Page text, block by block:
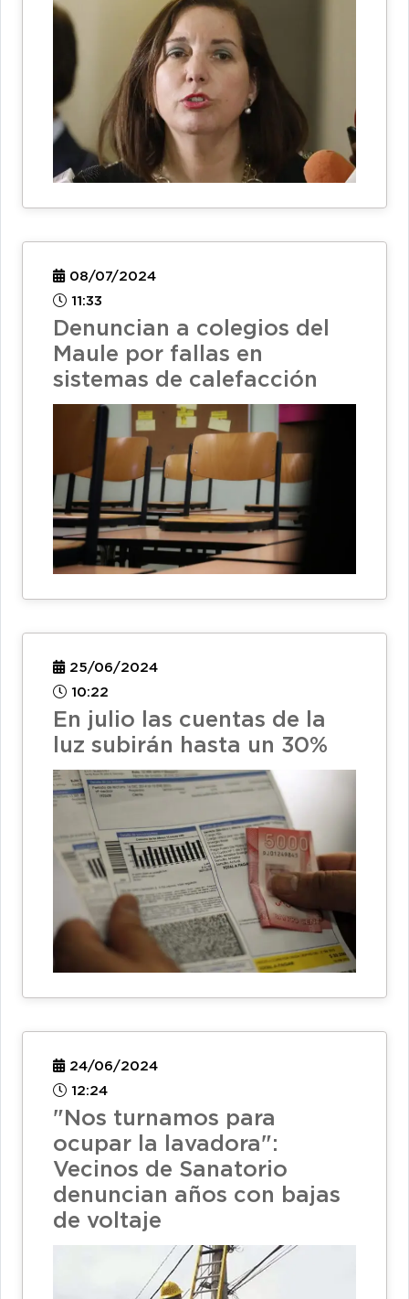
08/07/2024
11:33
Denuncian a colegios del
Maule por fallas en
sistemas de calefacción
25/06/2024
10:22
En julio las cuentas de la
luz subirán hasta un 30%
24/06/2024
12:24
"Nos turnamos para
ocupar la lavadora":
Vecinos de Sanatorio
denuncian años con bajas
de voltaje